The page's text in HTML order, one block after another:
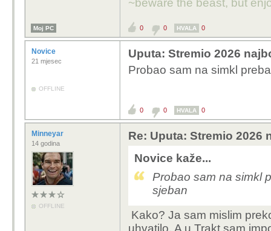
~beware the beast, but
Moj PC 0 0 HVALA 0
Novice
21 mjesec
OFFLINE
Uputa: Stremio 2026
Probao sam na simkl
0 0 HVALA 0
Minneyar
14 godina
OFFLINE
Re: Uputa: Stremio 2026
Novice kaže...
Probao sam na simkl
sjeban
Kako? Ja sam mislim
uhvatilo. A u Trakt sam